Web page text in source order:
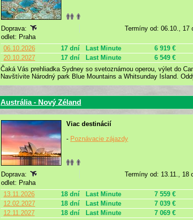
Doprava:
Termíny od: 06.10., 17
odlet: Praha
06.10.2026
17 dní Last Minute 6 919 €
20.10.2027
17 dní Last Minute 6 549 €
Čaká Vás prehliadka Sydney so svetoznámou operou, výlet do
Navštívite Národný park Blue Mountains a Whitsunday Island.
Austrália - Nový Zéland
Viac destinácií
- Poznávacie zájazdy
Doprava:
Termíny od: 13.11., 18
odlet: Praha
13.11.2026
18 dní Last Minute 7 559 €
12.02.2027
18 dní Last Minute 7 039 €
12.11.2027
18 dní Last Minute 7 069 €